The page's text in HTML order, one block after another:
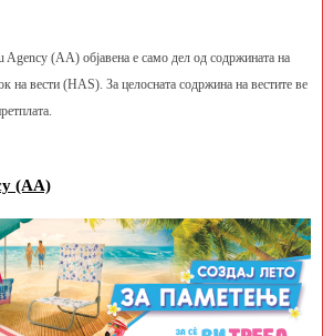
Agency (AA) објавена е само дел од содржината на
на вести (HAS). За целосната содржина на вестите ве
(AA)